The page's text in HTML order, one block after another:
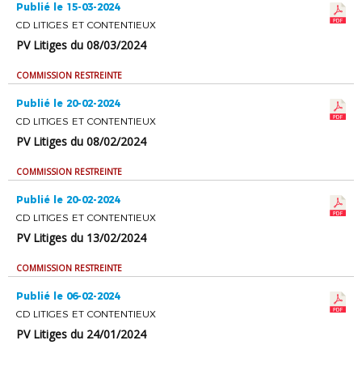
Publié le 15-03-2024
CD LITIGES ET CONTENTIEUX
PV Litiges du 08/03/2024
COMMISSION RESTREINTE
Publié le 20-02-2024
CD LITIGES ET CONTENTIEUX
PV Litiges du 08/02/2024
COMMISSION RESTREINTE
Publié le 20-02-2024
CD LITIGES ET CONTENTIEUX
PV Litiges du 13/02/2024
COMMISSION RESTREINTE
Publié le 06-02-2024
CD LITIGES ET CONTENTIEUX
PV Litiges du 24/01/2024